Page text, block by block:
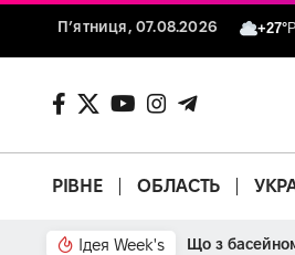
П’ятниця, 07.08.2026 +27°
РІВНЕ ОБЛАСТЬ
Ідея Week's Від паркану